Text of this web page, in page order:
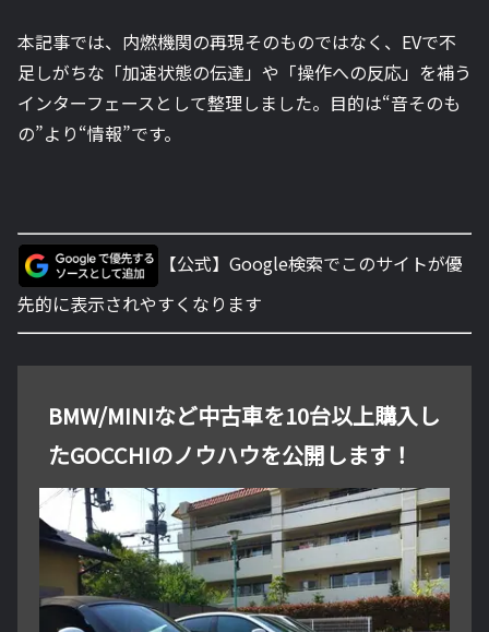
本記事では、内燃機関の再現そのものではなく、EVで不
足しがちな「加速状態の伝達」や「操作への反応」を補う
インターフェースとして整理しました。目的は“音そのも
の”より“情報”です。
【公式】Google検索でこのサイトが優
先的に表示されやすくなります
BMW/MINIなど中古車を10台以上購入し
たGOCCHIのノウハウを公開します！